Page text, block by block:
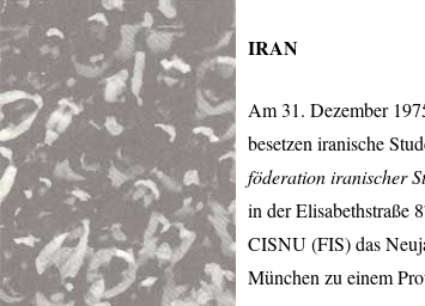
IRAN
Am 31. Dezember
besetzen iranische
föderation iranischer
in der Elisabethstraße
CISNU(FIS) das
München zu einem